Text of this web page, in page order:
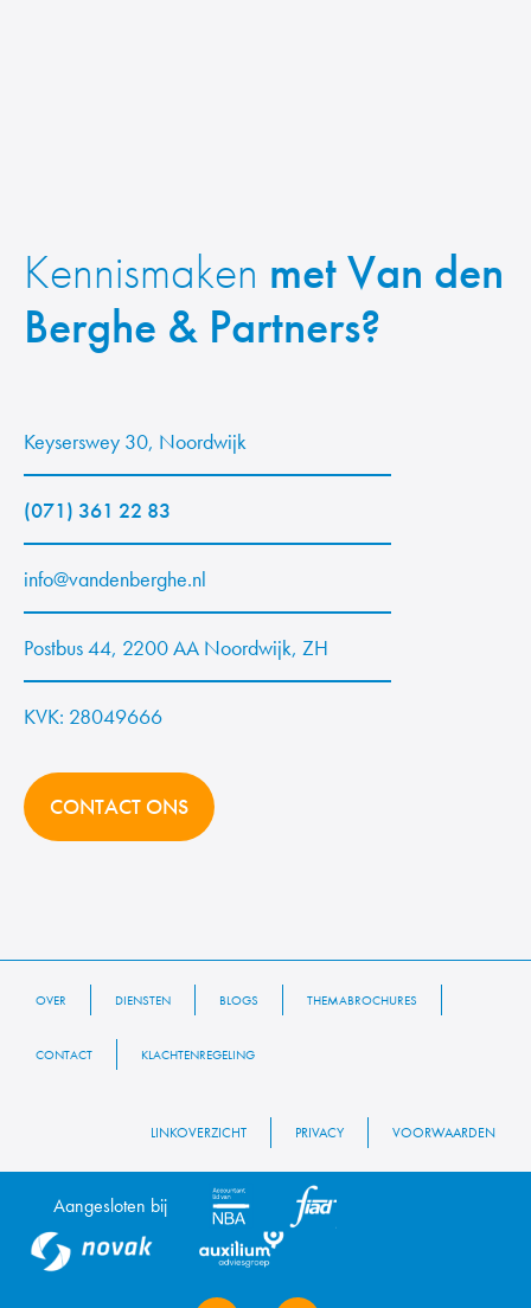
Kennismaken met Van den
Berghe & Partners?
Keyserswey 30, Noordwijk
(071) 361 22 83
info@vandenberghe.nl
Postbus 44, 2200 AA Noordwijk, ZH
KVK: 28049666
CONTACT ONS
OVER DIENSTEN BLOGS THEMABROCHURES
CONTACT KLACHTENREGELING
LINKOVERZICHT PRIVACY VOORWAARDEN
Aangesloten bij